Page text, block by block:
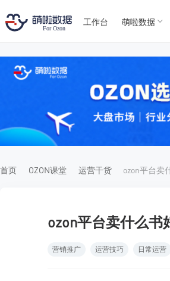
工作台 萌啦数据
首页 OZON课堂 运营干货 ozon平台卖
ozon平台卖什么书
营销推广 运营技巧 日常运营